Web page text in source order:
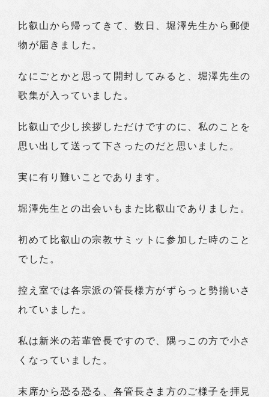
比叡山から帰ってきて、数日、堀澤先生から郵便
物が届きました。
なにごとかと思って開封してみると、堀澤先生の
歌集が入っていました。
比叡山で少し挨拶しただけですのに、私のことを
思い出して送って下さったのだと思いました。
実に有り難いことであります。
堀澤先生との出会いもまた比叡山でありました。
初めて比叡山の宗教サミットに参加した時のこと
でした。
控え室では各宗派の管長様方がずらっと勢揃いさ
れていました。
私は新米の若輩管長ですので、隅っこの方で小さ
くなっていました。
末席から恐る恐る、各管長さま方のご様子を拝見